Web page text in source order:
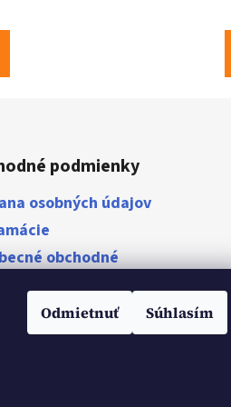
Odmietnuť Súhlasím
podmienky
osobných údajov
obchodné